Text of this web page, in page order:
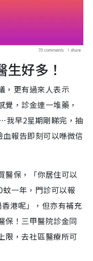
好多！
，更有過來人表示
覺，診金連一堆藥，
早2星期剛睇完，抽
報告即刻可以喺微信
醫保，「你居住可以
一年，門診可以報
港呢」，但亦有補充
保！三甲醫院診金同
限，去社區醫療所可